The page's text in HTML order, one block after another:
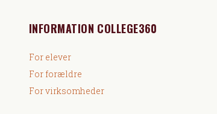
INFORMATION COLLEGE360
For elever
For forældre
For virksomheder